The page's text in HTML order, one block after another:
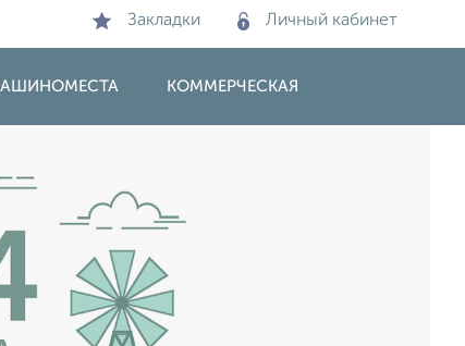
Закладки Личный кабинет
КОММЕРЧЕСКАЯ